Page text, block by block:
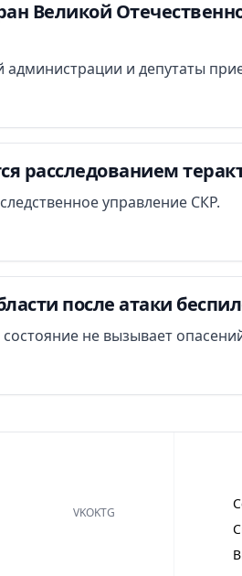
Великой
администрации и депутаты
расследованием
управление СКР.
после атаки
не вызывает
VKOKTG